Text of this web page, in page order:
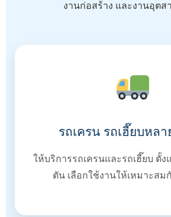
งานก่อสร้าง และงานอุตส
รถเครน รถเฮี๊ยบหล
ให้บริการรถเครนและรถเฮี๊ยบ ตั้ง
ตัน เลือกใช้งานให้เหมาะสม